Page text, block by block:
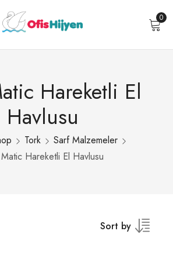
0
Hareketli El
Havlusu
Tork
Sarf Malzemeler
Hareketli El Havlusu
Sort by